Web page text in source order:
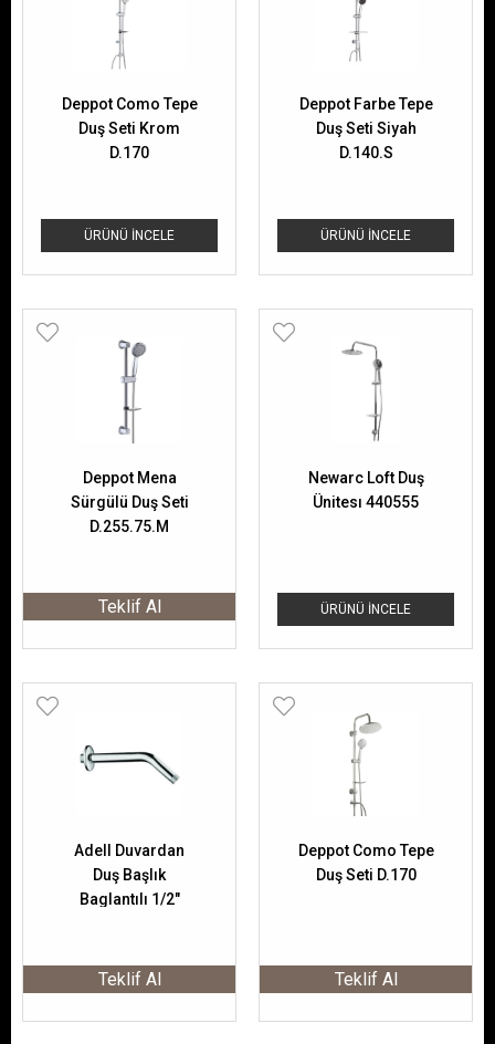
ÜRÜNÜ İNCELE
Deppot Como Tepe
Duş Seti Krom
D.170
ÜRÜNÜ İNCELE
Deppot Farbe Tepe
Duş Seti Siyah
D.140.S
Deppot Mena
Sürgülü Duş Seti
D.255.75.M
Teklif Al ÜRÜNÜ İNCELE
Newarc Loft Duş
Ünitesı 440555
Adell Duvardan
Duş Başlık
Baglantılı 1/2"
Teklif Al
Deppot Como Tepe
Duş Seti D.170
Teklif Al